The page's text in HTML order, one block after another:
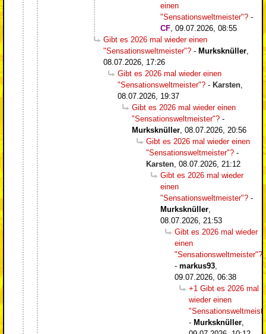
einen
"Sensationsweltmeister"? -
CF, 09.07.2026, 08:55
Gibt es 2026 mal wieder einen
"Sensationsweltmeister"? - Murksknüller,
08.07.2026, 17:26
Gibt es 2026 mal wieder einen
"Sensationsweltmeister"? - Karsten,
08.07.2026, 19:37
Gibt es 2026 mal wieder einen
"Sensationsweltmeister"? -
Murksknüller, 08.07.2026, 20:56
Gibt es 2026 mal wieder einen
"Sensationsweltmeister"? -
Karsten, 08.07.2026, 21:12
Gibt es 2026 mal wieder
einen
"Sensationsweltmeister"? -
Murksknüller,
08.07.2026, 21:53
Gibt es 2026 mal wieder
einen
"Sensationsweltmeister"?
- markus93,
09.07.2026, 06:38
+1 Gibt es 2026 mal
wieder einen
- Murksknüller,